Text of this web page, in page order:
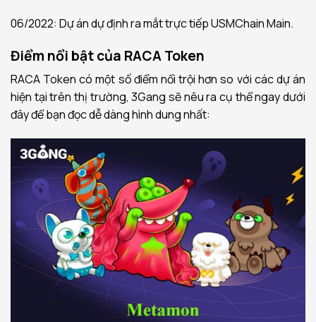
06/2022: Dự án dự định ra mắt trực tiếp USMChain Main.
Điểm nổi bật của RACA Token
RACA Token có một số điểm nổi trội hơn so với các dự án
hiện tại trên thị trường, 3Gang sẽ nêu ra cụ thể ngay dưới
đây để bạn đọc dễ dàng hình dung nhất: